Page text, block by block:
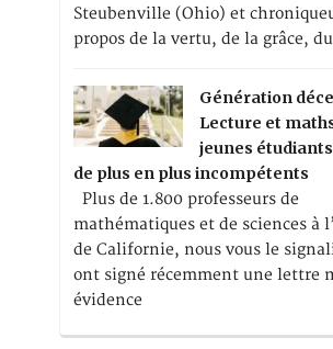
Steubenville (Ohio) et
propos de la vertu, de la grâce,
Génération
Lecture et
jeunes étudiants
de plus en plus incompétents
Plus de 1.800 professeurs de
mathématiques et de sciences à
de Californie, nous vous le
ont signé récemment une lettre
évidence